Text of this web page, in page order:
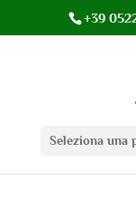
+39
Seleziona una